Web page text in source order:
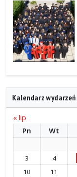
Kalendarz wydarzeń
« lip
Pn
Wt
3
4
10
11